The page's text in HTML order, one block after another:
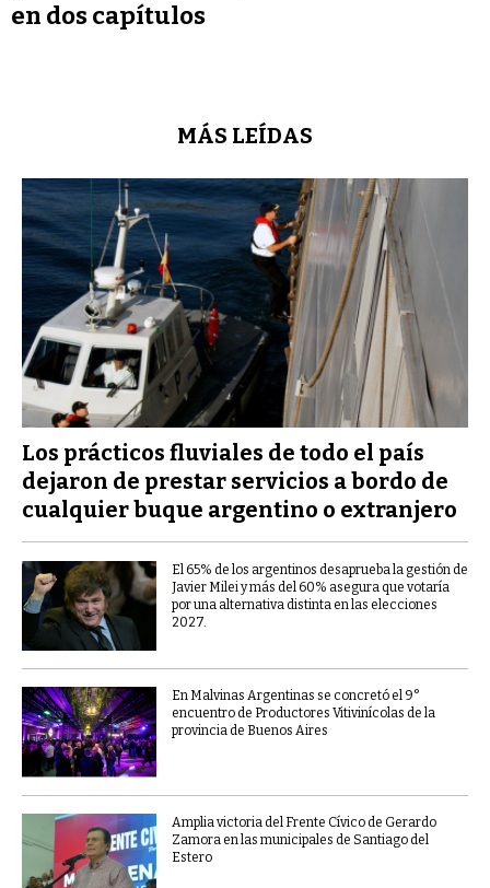
en dos capítulos
MÁS LEÍDAS
Los prácticos fluviales de todo el país
dejaron de prestar servicios a bordo de
cualquier buque argentino o extranjero
El 65% de los argentinos desaprueba la gestión de
Javier Milei y más del 60% asegura que votaría
por una alternativa distinta en las elecciones
2027.
En Malvinas Argentinas se concretó el 9°
encuentro de Productores Vitivinícolas de la
provincia de Buenos Aires
Amplia victoria del Frente Cívico de Gerardo
Zamora en las municipales de Santiago del
Estero